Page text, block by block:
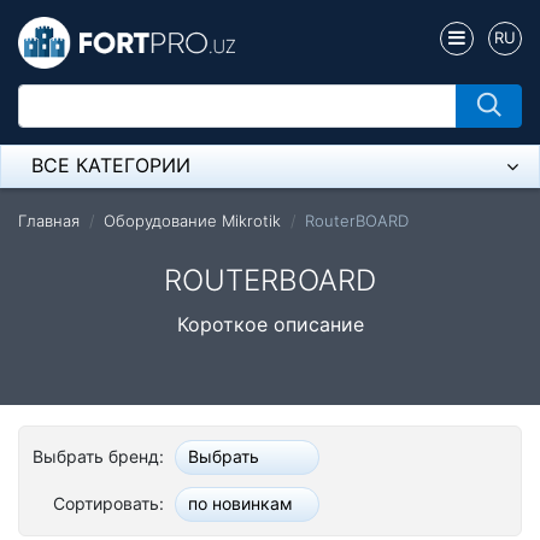
RU
ВСЕ КАТЕГОРИИ
Микрофон
Напольные розетки
Оборудование Mikrotik
Модемы ADSL, Wan/Lan Роутеры, Wi-Fi
IP Телефония
Главная Оборудование Mikrotik RouterBOARD
ROUTERBOARD
Короткое описание
Выбрать бренд: Выбрать
Сортировать: по новинкам